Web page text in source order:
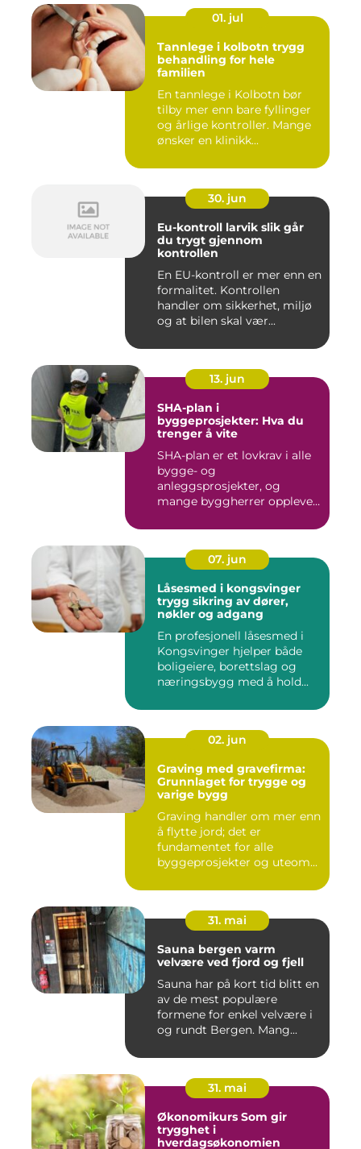
01. jul
Tannlege i kolbotn trygg
behandling for hele
familien
En tannlege i Kolbotn bør
tilby mer enn bare fyllinger
og årlige kontroller. Mange
ønsker en klinikk...
30. jun
Eu-kontroll larvik slik går
du trygt gjennom
kontrollen
En EU-kontroll er mer enn en
formalitet. Kontrollen
handler om sikkerhet, miljø
og at bilen skal vær...
13. jun
SHA-plan i
byggeprosjekter: Hva du
trenger å vite
SHA-plan er et lovkrav i alle
bygge- og
anleggsprosjekter, og
mange byggherrer opplever
07. jun
Låsesmed i kongsvinger
trygg sikring av dører,
nøkler og adgang
En profesjonell låsesmed i
Kongsvinger hjelper både
boligeiere, borettslag og
næringsbygg med å hold...
02. jun
Graving med gravefirma:
Grunnlaget for trygge og
varige bygg
Graving handler om mer enn
å flytte jord; det er
fundamentet for alle
byggeprosjekter og uteom...
31. mai
Sauna bergen varm
velvære ved fjord og fjell
Sauna har på kort tid blitt en
av de mest populære
formene for enkel velvære i
og rundt Bergen. Mang...
31. mai
Økonomikurs Som gir
trygghet i
hverdagsøkonomien